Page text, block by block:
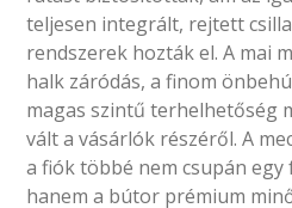
teljesen integrált, rejtett
rendszerek hozták el. A mai
halk záródás, a finom
magas szintű terhelhetőség
vált a vásárlók részéről. A
a fiók többé nem csupán
hanem a bútor prémium